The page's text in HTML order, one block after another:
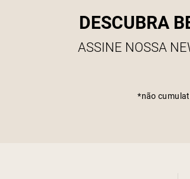
DESCUBRA
ASSINE NOSSA
*não